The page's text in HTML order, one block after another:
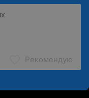
Рекомендую